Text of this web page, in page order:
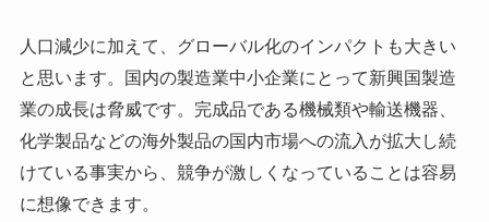
人口減少に加えて、グローバル化のインパクトも大きい
と思います。国内の製造業中小企業にとって新興国製造
業の成長は脅威です。完成品である機械類や輸送機器、
化学製品などの海外製品の国内市場への流入が拡大し続
けている事実から、競争が激しくなっていることは容易
に想像できます。